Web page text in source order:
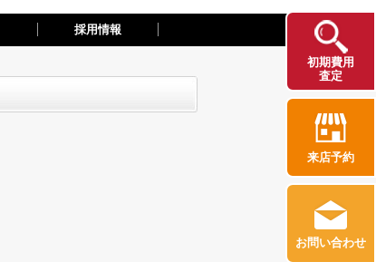
採用情報
初期費用
査定
来店予約
お問い合わせ